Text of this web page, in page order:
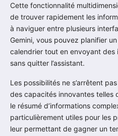
Cette fonctionnalité
de trouver rapidement les
à naviguer entre plusieurs
Gemini, vous pouvez planifier
calendrier tout en envoyant
sans quitter l’assistant.
Les possibilités ne s’arrêtent
des capacités innovantes telles
le résumé d’informations
particulièrement utiles pour les
leur permettant de gagner un